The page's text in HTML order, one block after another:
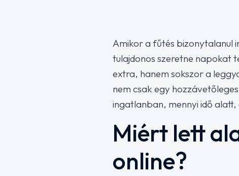
Amikor a fűtés bizonytalanul
tulajdonos szeretne napokat
extra, hanem sokszor a
nem csak egy
ingatlanban, mennyi idő
Miért lett
online?